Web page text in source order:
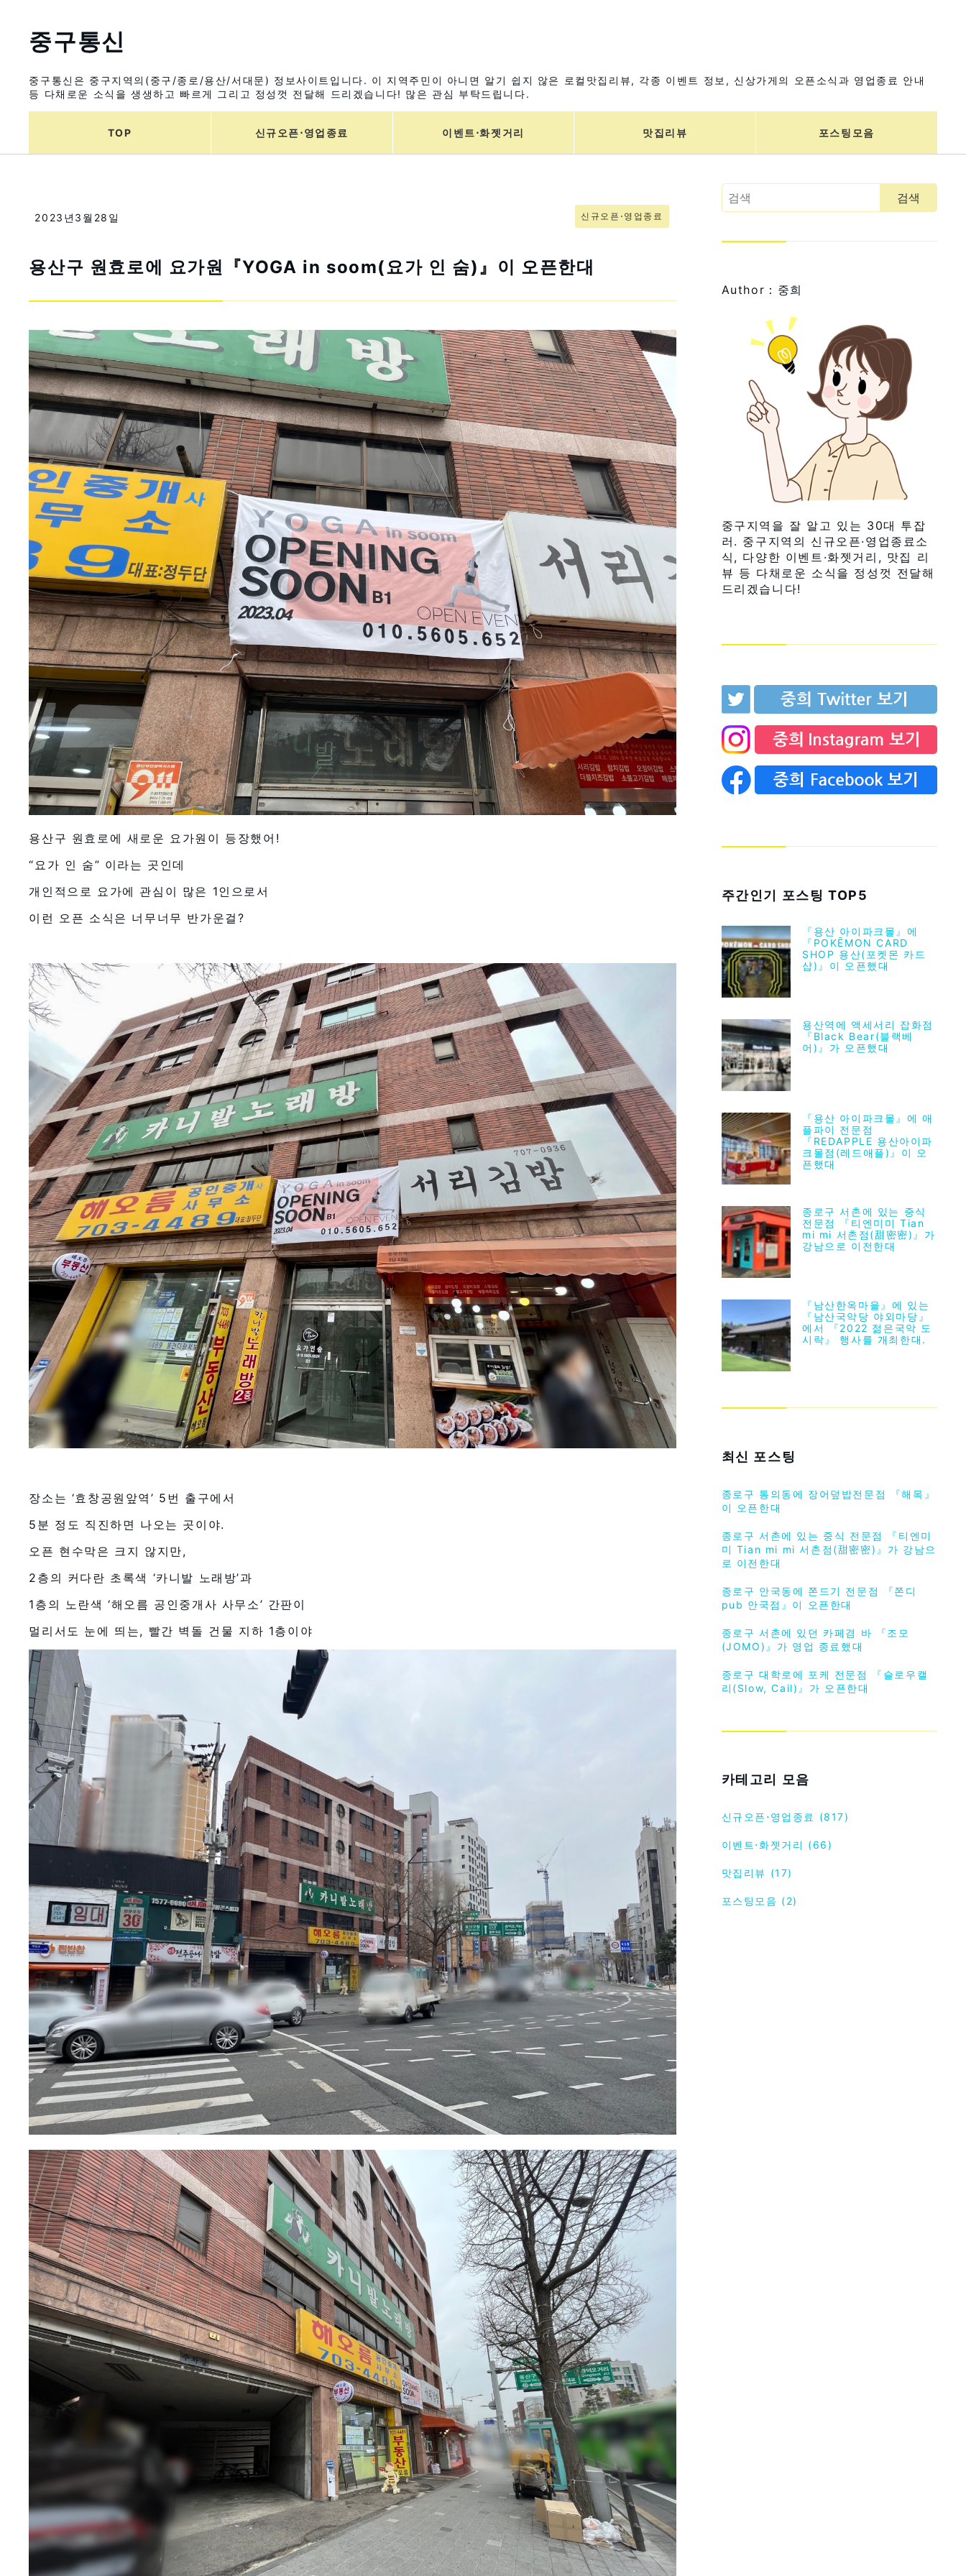
중구통신
중구통신은 중구지역의(중구/종로/용산/서대문) 정보사이트입니다. 이 지역주민이 아니면 알기 쉽지 않은 로컬맛집리뷰, 각종 이벤트 정보, 신상가게의 오픈소식과 영업종료 안내
등 다채로운 소식을 생생하고 빠르게 그리고 정성껏 전달해 드리겠습니다! 많은 관심 부탁드립니다.
TOP 신규오픈⋅영업종료 이벤트⋅화젯거리 맛집리뷰 포스팅모음
2023년3월28일 신규오픈⋅영업종료
용산구 원효로에 요가원『YOGA in soom(요가 인 숨)』이 오픈한대
용산구 원효로에 새로운 요가원이 등장했어!
“요가 인 숨” 이라는 곳인데
개인적으로 요가에 관심이 많은 1인으로서
이런 오픈 소식은 너무너무 반가운걸?
장소는 ‘효창공원앞역’ 5번 출구에서
5분 정도 직진하면 나오는 곳이야.
오픈 현수막은 크지 않지만,
2층의 커다란 초록색 ‘카니발 노래방’과
1층의 노란색 ‘해오름 공인중개사 사무소’ 간판이
멀리서도 눈에 띄는, 빨간 벽돌 건물 지하 1층이야
Author：중희
중구지역을 잘 알고 있는 30대 투잡
러. 중구지역의 신규오픈·영업종료소
식, 다양한 이벤트·화젯거리, 맛집 리
뷰 등 다채로운 소식을 정성껏 전달해
드리겠습니다!
주간인기 포스팅 TOP5
『용산 아이파크몰』에
『POKĒMON CARD
SHOP 용산(포켓몬 카드
샵)』이 오픈했대
용산역에 액세서리 잡화점
『Black Bear(블랙베
어)』가 오픈했대
『용산 아이파크몰』에 애
플파이 전문점
『REDAPPLE 용산아이파
크몰점(레드애플)』이 오
픈했대
종로구 서촌에 있는 중식
전문점 『티엔미미 Tian
mi mi 서촌점(甜密密)』가
강남으로 이전한대
『남산한옥마을』에 있는
『남산국악당 야외마당』
에서 『2022 젊은국악 도
시락』 행사를 개최한대.
최신 포스팅
종로구 통의동에 장어덮밥전문점 『해목』
이 오픈한대
종로구 서촌에 있는 중식 전문점 『티엔미
미 Tian mi mi 서촌점(甜密密)』가 강남으
로 이전한대
종로구 안국동에 쫀드기 전문점 『쫀디
pub 안국점』이 오픈한대
종로구 서촌에 있던 카페겸 바 『조모
(JOMO)』가 영업 종료했대
종로구 대학로에 포케 전문점 『슬로우캘
리(Slow, Cail)』가 오픈한대
카테고리 모음
신규오픈⋅영업종료 (817)
이벤트⋅화젯거리 (66)
맛집리뷰 (17)
포스팅모음 (2)